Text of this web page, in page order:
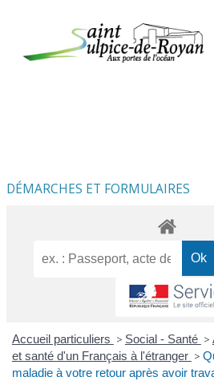
DÉMARCHES ET FORMULAIRES
Accueil particuliers > Social - Santé >
et santé d'un Français à l'étranger >
maladie à votre retour après avoir